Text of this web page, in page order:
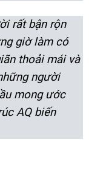
rất bận rộn
giờ làm có
thoải mái và
người
mong ước
AQ biến